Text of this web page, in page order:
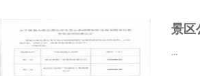
景区
...